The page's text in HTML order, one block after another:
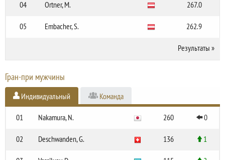
04 Ortner, M. 267.0
05 Embacher, S. 262.9
Результаты »
Гран-при мужчины
Индивидуальный Команда
01 Nakamura, N. 260 0
02 Deschwanden, G. 136 1